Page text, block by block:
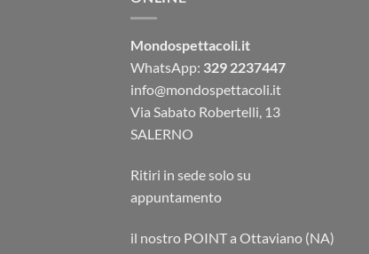
Mondospettacoli.it
WhatsApp: 329 2237447
info@mondospettacoli.it
Via Sabato Robertelli, 13
SALERNO
Ritiri in sede solo su
appuntamento
il nostro POINT a Ottaviano (NA)